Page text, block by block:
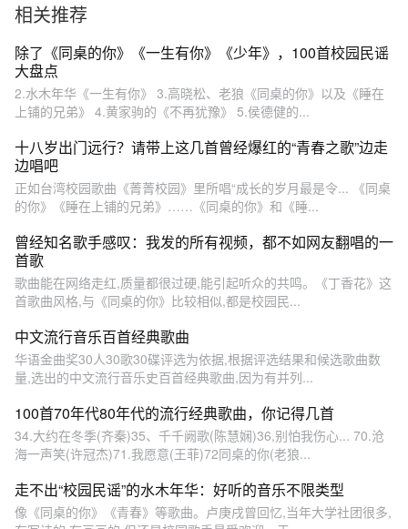
于青春和离别的歌曲又被唱
起
相关推荐
除了《同桌的你》《一生有你》《少年》，100首校园民谣
大盘点
2.水木年华《一生有你》 3.高晓松、老狼《同桌的你》以及《睡在
上铺的兄弟》 4.黄家驹的《不再犹豫》 5.侯德健的...
十八岁出门远行？请带上这几首曾经爆红的“青春之歌”边走
边唱吧
正如台湾校园歌曲《菁菁校园》里所唱“成长的岁月最是令... 《同桌
的你》《睡在上铺的兄弟》……《同桌的你》和《睡...
曾经知名歌手感叹：我发的所有视频，都不如网友翻唱的一
首歌
歌曲能在网络走红,质量都很过硬,能引起听众的共鸣。《丁香花》这
首歌曲风格,与《同桌的你》比较相似,都是校园民...
中文流行音乐百首经典歌曲
华语金曲奖30人30歌30碟评选为依据,根据评选结果和候选歌曲数
量,选出的中文流行音乐史百首经典歌曲,因为有并列...
100首70年代80年代的流行经典歌曲，你记得几首
34.大约在冬季(齐秦)35、千千阙歌(陈慧娴)36,别怕我伤心... 70.沧
海一声笑(许冠杰)71.我愿意(王菲)72同桌的你(老狼...
走不出“校园民谣”的水木年华：好听的音乐不限类型
像《同桌的你》《青春》等歌曲。卢庚戌曾回忆,当年大学社团很多,